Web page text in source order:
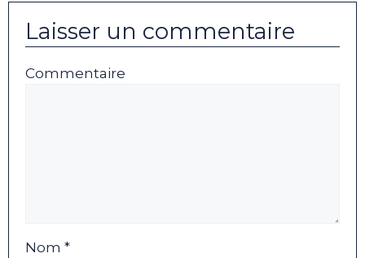
Laisser un commentaire
Commentaire
Nom *